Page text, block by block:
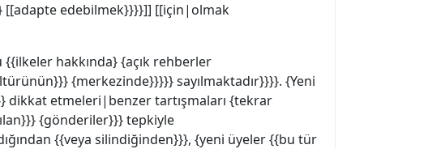
[[adapte edebilmek}}}}]] [[için|olmak
hakkında} {açık rehberler
{merkezinde}}}}} sayılmaktadır}}}}. {Yeni
dikkat etmeleri|benzer tartışmaları {tekrar
{gönderiler}}} tepkiyle
{{veya silindiğinden}}}, {yeni üyeler {{bu tür